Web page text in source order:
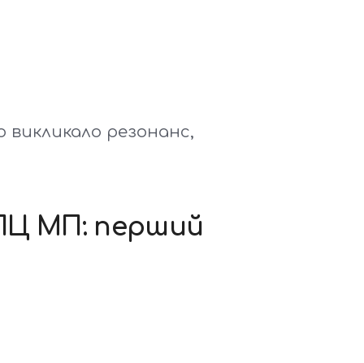
резонанс,
МП: перший